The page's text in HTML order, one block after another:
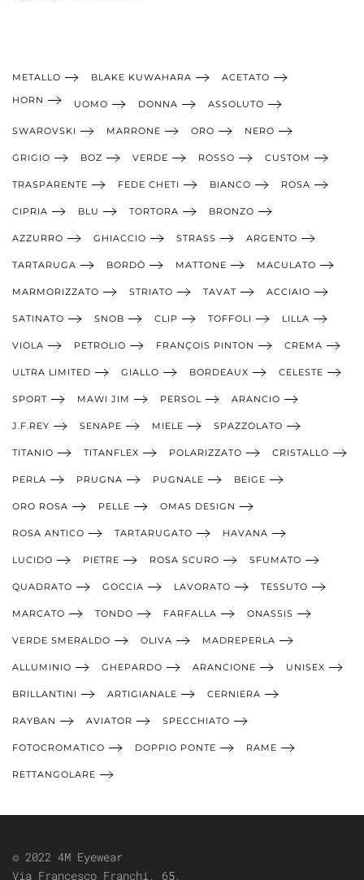
METALLO BLAKE KUWAHARA
ACETATO
HORN
UOMO DONNA ASSOLUTO
SWAROVSKI MARRONE ORO NERO
GRIGIO BOZ VERDE ROSSO CUSTOM
TRASPARENTE FEDE CHETI BIANCO ROSA
CIPRIA BLU TORTORA BRONZO
AZZURRO GHIACCIO STRASS ARGENTO
TARTARUGA BORDÒ MATTONE MACULATO
MARMORIZZATO STRIATO TAVAT ACCIAIO
SATINATO SNOB CLIP TOFFOLI LILLA
VIOLA PETROLIO FRANÇOIS PINTON CREMA
ULTRA LIMITED GIALLO BORDEAUX CELESTE
SPORT MAWI JIM PERSOL ARANCIO
J.F.REY SENAPE MIELE SPAZZOLATO
TITANIO TITANFLEX POLARIZZATO CRISTALLO
PERLA PRUGNA PUGNALE BEIGE
ORO ROSA PELLE OMAS DESIGN
ROSA ANTICO TARTARUGATO HAVANA
LUCIDO PIETRE ROSA SCURO SFUMATO
QUADRATO GOCCIA LAVORATO TESSUTO
MARCATO TONDO FARFALLA ONASSIS
VERDE SMERALDO OLIVA MADREPERLA
ALLUMINIO GHEPARDO ARANCIONE UNISEX
BRILLANTINI ARTIGIANALE CERNIERA
RAYBAN AVIATOR SPECCHIATO
FOTOCROMATICO DOPPIO PONTE RAME
RETTANGOLARE
© 2022 4M Eyewear
Via Francesco Franchi, 65,